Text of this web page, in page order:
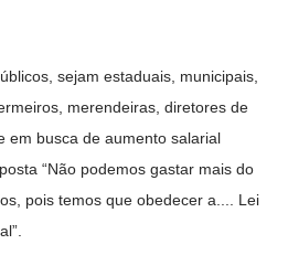
sejam estaduais, municipais,
merendeiras, diretores de
em busca de aumento salarial
“Não podemos gastar mais do
pois temos que obedecer a.... Lei